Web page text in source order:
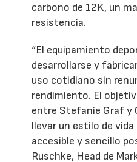
carbono de 12K, un
resistencia.
“El equipamiento
desarrollarse y
uso cotidiano sin
rendimiento. El
entre Stefanie Graf y
llevar un estilo de
accesible y sencillo
Ruschke, Head de